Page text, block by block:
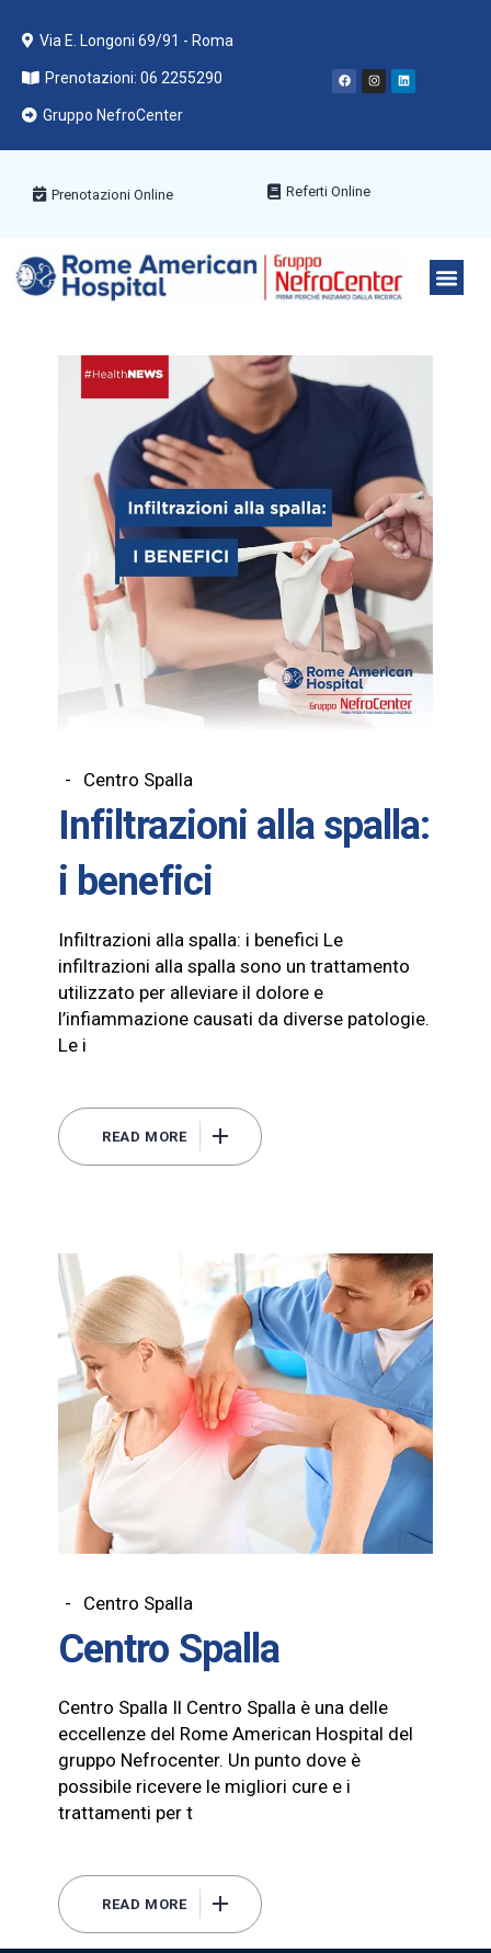
Via E. Longoni 69/91 - Roma
Prenotazioni: 06 2255290
Gruppo NefroCenter
Prenotazioni Online Referti Online
Centro Spalla
Infiltrazioni alla spalla:
i benefici
Infiltrazioni alla spalla: i benefici Le
infiltrazioni alla spalla sono un trattamento
utilizzato per alleviare il dolore e
l’infiammazione causati da diverse patologie.
Le i
READ MORE
Centro Spalla
Centro Spalla
Centro Spalla Il Centro Spalla è una delle
eccellenze del Rome American Hospital del
gruppo Nefrocenter. Un punto dove è
possibile ricevere le migliori cure e i
trattamenti per t
READ MORE